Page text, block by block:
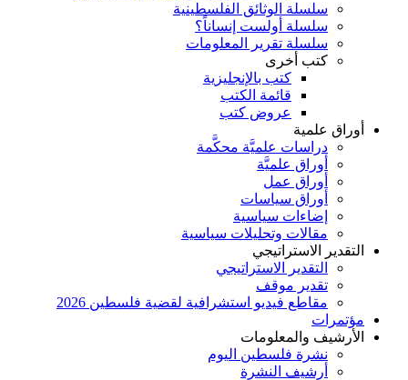
سلسلة الوثائق الفلسطينية
سلسلة أولست إنساناً؟
سلسلة تقرير المعلومات
كتب أخرى
كتب بالإنجليزية
قائمة الكتب
عروض كتب
أوراق علمية
دراسات علميَّة محكَّمة
أوراق علميَّة
أوراق عمل
أوراق سياسات
إضاءات سياسية
مقالات وتحليلات سياسية
التقدير الاستراتيجي
التقدير الاستراتيجي
تقدير موقف
مقاطع فيديو استشرافية لقضية فلسطين 2026
مؤتمرات
الأرشيف والمعلومات
نشرة فلسطين اليوم
أرشيف النشرة